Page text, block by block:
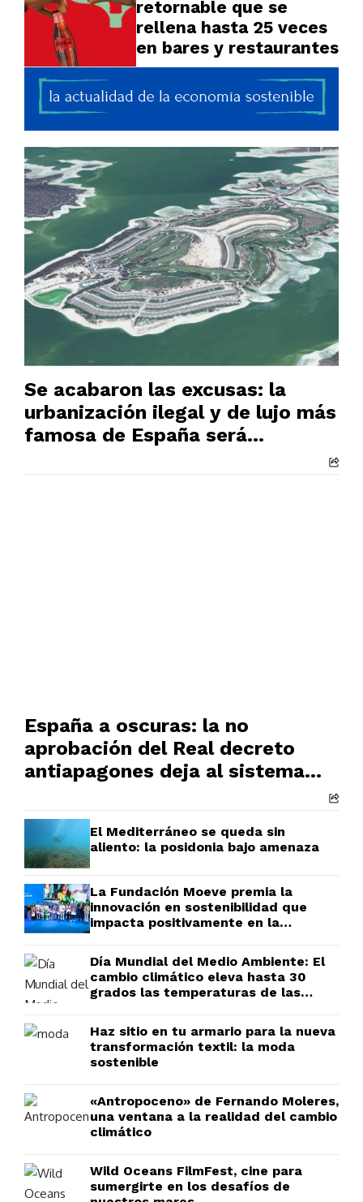
retornable que se
rellena hasta 25 veces
en bares y restaurantes
Se acabaron las excusas: la
urbanización ilegal y de lujo más
famosa de España será
España a oscuras: la no
aprobación del Real decreto
antiapagones deja al sistema
El Mediterráneo se queda sin
aliento: la posidonia bajo amenaza
La Fundación Moeve premia la
innovación en sostenibilidad que
impacta positivamente en la
Día Mundial del Medio Ambiente: El
cambio climático eleva hasta 30
grados las temperaturas de las
Haz sitio en tu armario para la nueva
transformación textil: la moda
sostenible
«Antropoceno» de Fernando Moleres,
una ventana a la realidad del cambio
climático
Wild Oceans FilmFest, cine para
sumergirte en los desafíos de